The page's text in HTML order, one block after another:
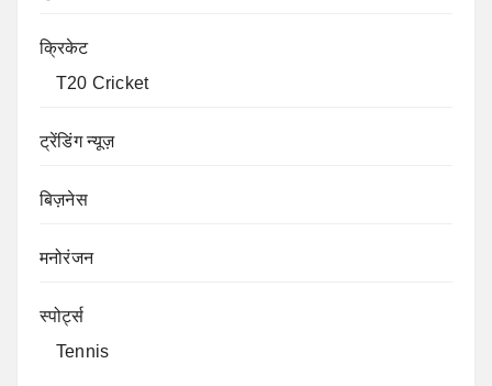
क्रिकेट
T20 Cricket
ट्रेंडिंग न्यूज़
बिज़नेस
मनोरंजन
स्पोर्ट्स
Tennis